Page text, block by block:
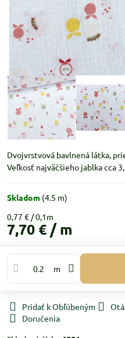
Dvojvrstvová bavlnená látka,
Veľkosť najväčšieho jablka cca
Skladom (4.5 m)
0,77 €
7,70 € / m
m
Pridať k Obľúbeným
Doručenia